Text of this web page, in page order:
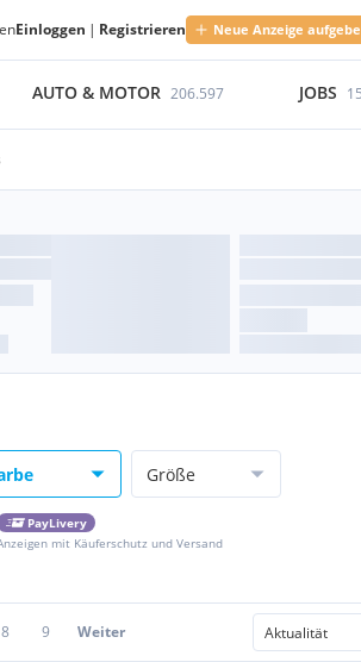
Einloggen | Registrieren Neue Anzeige
AUTO & MOTOR 206.597 JOBS
Größe
PayLivery
mit Käuferschutz und Versand
8 9 Weiter